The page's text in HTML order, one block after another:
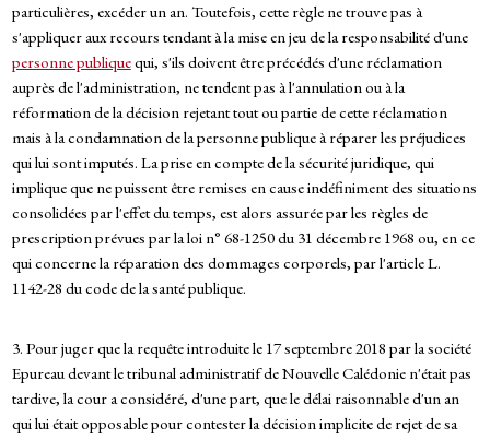
particulières, excéder un an. Toutefois, cette règle ne trouve pas à
s'appliquer aux recours tendant à la mise en jeu de la responsabilité d'une
personne publiquequi, s'ils doivent être précédés d'une réclamation
auprès de l'administration, ne tendent pas à l'annulation ou à la
réformation de la décision rejetant tout ou partie de cette réclamation
mais à la condamnation de la personne publique à réparer les préjudices
qui lui sont imputés. La prise en compte de la sécurité juridique, qui
implique que ne puissent être remises en cause indéfiniment des situations
consolidées par l'effet du temps, est alors assurée par les règles de
prescription prévues par la loi n° 68-1250 du 31 décembre 1968 ou, en ce
qui concerne la réparation des dommages corporels, par l'article L.
1142-28 du code de la santé publique.
3. Pour juger que la requête introduite le 17 septembre 2018 par la société
Epureau devant le tribunal administratif de Nouvelle Calédonie n'était pas
tardive, la cour a considéré, d'une part, que le délai raisonnable d'un an
qui lui était opposable pour contester la décision implicite de rejet de sa